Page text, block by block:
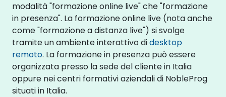
modalità "formazione online live" che "formazione
in presenza". La formazione online live (nota anche
come "formazione a distanza live") si svolge
tramite un ambiente interattivo didesktop
remoto. La formazione in presenza può essere
organizzata presso la sede del cliente in Italia
oppure nei centri formativi aziendali di NobleProg
situati in Italia.